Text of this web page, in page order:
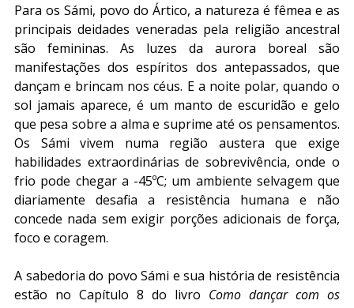
Para os Sámi, povo do Ártico, a natureza é fêmea e as
principais deidades veneradas pela religião ancestral
são femininas. As luzes da aurora boreal são
manifestações dos espíritos dos antepassados, que
dançam e brincam nos céus. E a noite polar, quando o
sol jamais aparece, é um manto de escuridão e gelo
que pesa sobre a alma e suprime até os pensamentos.
Os Sámi vivem numa região austera que exige
habilidades extraordinárias de sobrevivência, onde o
frio pode chegar a -45ºC; um ambiente selvagem que
diariamente desafia a resistência humana e não
concede nada sem exigir porções adicionais de força,
foco e coragem.
A sabedoria do povo Sámi e sua história de resistência
estão no Capítulo 8 do livro Como dançar com os